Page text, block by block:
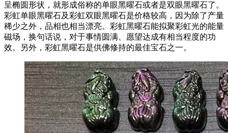
呈椭圆形状，就形成俗称的单眼黑曜石或者是双眼黑曜石了。
彩虹单眼黑曜石及彩虹双眼黑曜石是价格较高，因为除了产量
稀少之外，品相也相当漂亮。彩虹黑曜石能拟聚彩虹光的能量
磁场，换句话说，对于事情圆满、愿望达成有相当程度的功
效。另外，彩虹黑曜石是供佛修持的最佳宝石之一。